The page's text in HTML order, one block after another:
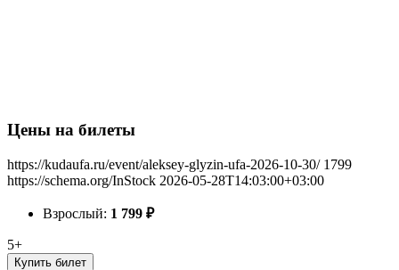
Цены на билеты
https://kudaufa.ru/event/aleksey-glyzin-ufa-2026-10-30/ 1799
https://schema.org/InStock 2026-05-28T14:03:00+03:00
Взрослый: 1 799 ₽
5+
Купить билет